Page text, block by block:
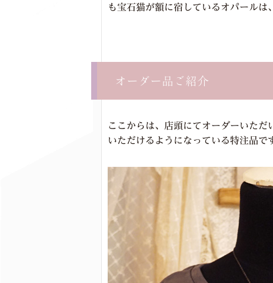
も宝石猫が額に宿しているオパール
オーダー品ご紹介
ここからは、店頭にてオーダーいた
いただけるようになっている特注品